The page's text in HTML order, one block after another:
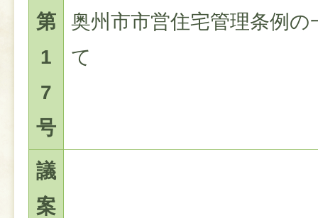
第
1
7
号
奥州市市営住宅管理条例
て
議
案